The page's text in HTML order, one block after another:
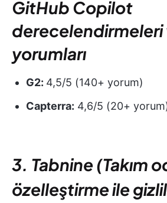
GitHub Copilot
derecelendirmeleri
yorumları
G2: 4,5/5 (140+ yorum)
Capterra: 4,6/5 (20+
3. Tabnine (Takım
özelleştirme ile